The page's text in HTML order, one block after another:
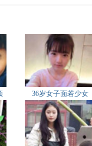
36岁女子面若少女